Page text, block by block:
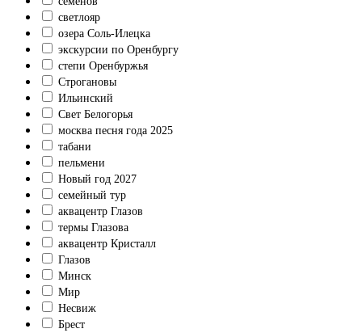
светлояр
озера Соль-Илецка
экскурсии по Оренбургу
степи Оренбуржья
Строгановы
Ильинский
Свет Белогорья
москва песня года 2025
табани
пельмени
Новый год 2027
семейный тур
аквацентр Глазов
термы Глазова
аквацентр Кристалл
Глазов
Минск
Мир
Несвиж
Брест